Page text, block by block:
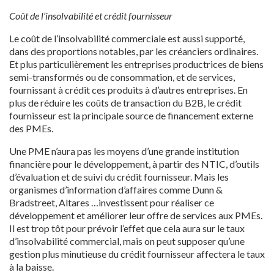
Coût de l’insolvabilité et crédit fournisseur
Le coût de l’insolvabilité commerciale est aussi supporté,
dans des proportions notables, par les créanciers ordinaires.
Et plus particulièrement les entreprises productrices de biens
semi-transformés ou de consommation, et de services,
fournissant à crédit ces produits à d’autres entreprises. En
plus de réduire les coûts de transaction du B2B, le crédit
fournisseur est la principale source de financement externe
des PMEs.
Une PME n’aura pas les moyens d’une grande institution
financière pour le développement, à partir des NTIC, d’outils
d’évaluation et de suivi du crédit fournisseur. Mais les
organismes d’information d’affaires comme Dunn &
Bradstreet, Altares …investissent pour réaliser ce
développement et améliorer leur offre de services aux PMEs.
Il est trop tôt pour prévoir l’effet que cela aura sur le taux
d’insolvabilité commercial, mais on peut supposer qu’une
gestion plus minutieuse du crédit fournisseur affectera le taux
à la baisse.